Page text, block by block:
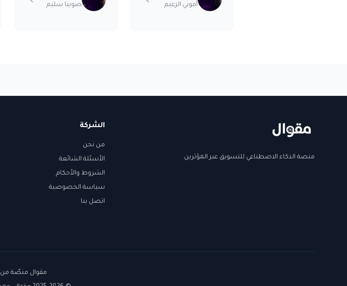
أموني الزعيم صوبيا سليم
منصة الذكاء الاصطناعي للتسويق عبر المؤثرين
الشركة
من نحن
الأسئلة الشائعة
الشروط والأحكام
سياسة الخصوصية
اتصل بنا
مقوال منصّة من